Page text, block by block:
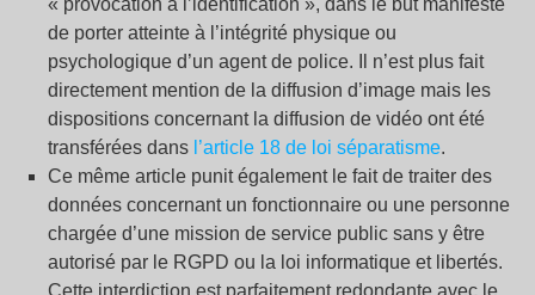
« provocation à l’identification », dans le but manifeste
de porter atteinte à l’intégrité physique ou
psychologique d’un agent de police. Il n’est plus fait
directement mention de la diffusion d’image mais les
dispositions concernant la diffusion de vidéo ont été
transférées dans l’article 18 de loi séparatisme.
Ce même article punit également le fait de traiter des
données concernant un fonctionnaire ou une personne
chargée d’une mission de service public sans y être
autorisé par le RGPD ou la loi informatique et libertés.
Cette interdiction est parfaitement redondante avec le